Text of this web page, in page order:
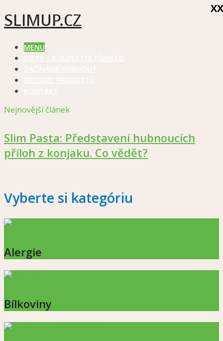
SLIMUP.CZ
MENU
Nejnovější článek
Slim Pasta: Představení hubnoucích
příloh z konjaku. Co vědět?
Vyberte si kategóriu
Alergie
Bílkoviny
XX